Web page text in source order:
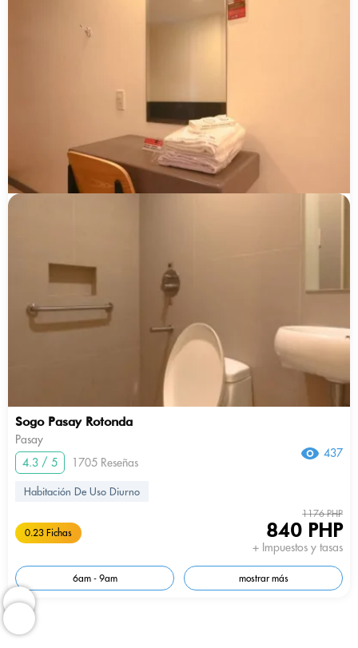
Sogo Pasay Rotonda
Pasay
4.3 / 5
1705 Reseñas
437
Habitación De Uso Diurno
0.23 Fichas
1176 PHP
840 PHP
+ Impuestos y tasas
6am - 9am mostrar más